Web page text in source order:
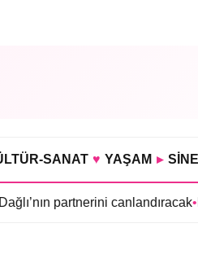
SANAT ♥ YAŞAM ▸
canlandıracak•Daha